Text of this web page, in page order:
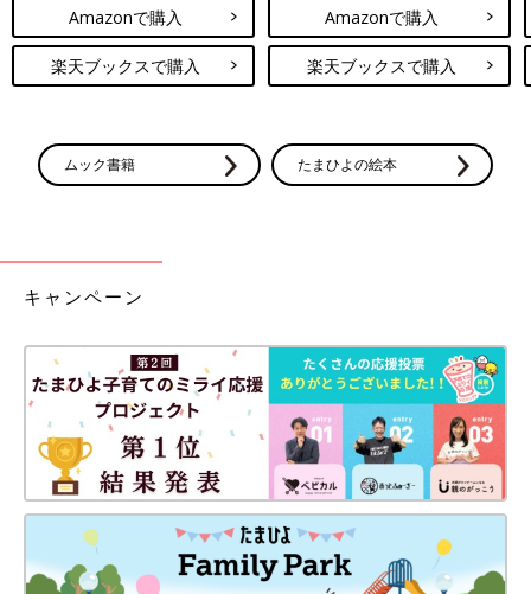
Amazonで購入
楽天ブックスで購入
Amazonで購入
楽天ブックスで購入
ムック書籍 たまひよの絵本
キャンペーン